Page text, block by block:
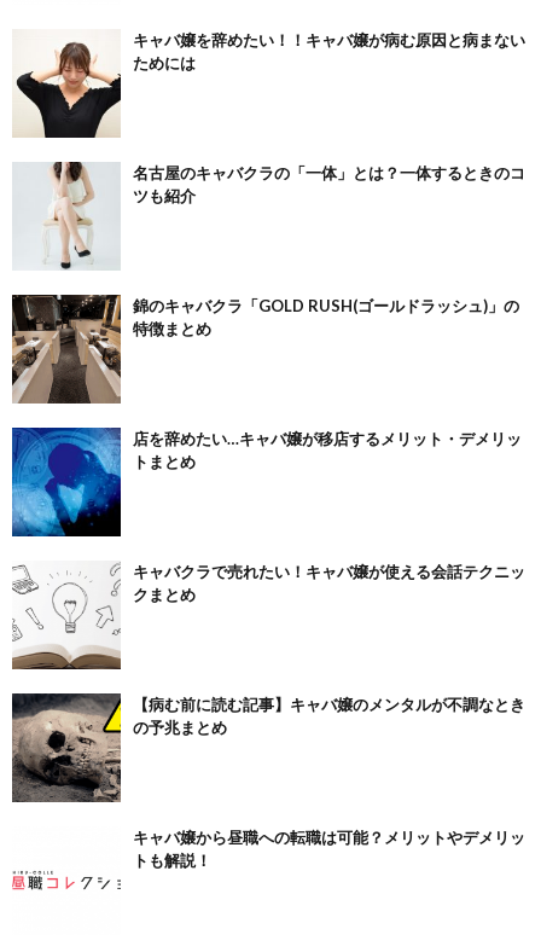
キャバ嬢を辞めたい！！キャバ嬢が病む原因と病まない
ためには
名古屋のキャバクラの「一体」とは？一体するときのコ
ツも紹介
錦のキャバクラ「GOLD RUSH(ゴールドラッシュ)」の
特徴まとめ
店を辞めたい…キャバ嬢が移店するメリット・デメリッ
トまとめ
キャバクラで売れたい！キャバ嬢が使える会話テクニッ
クまとめ
【病む前に読む記事】キャバ嬢のメンタルが不調なとき
の予兆まとめ
キャバ嬢から昼職への転職は可能？メリットやデメリッ
トも解説！